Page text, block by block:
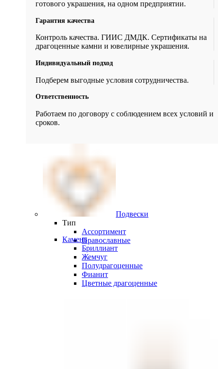
готового украшения, на одном предприятии.
Гарантия качества
Контроль качества. ГИИС ДМДК. Сертификаты на
драгоценные камни и ювелирные украшения.
Индивидуальный подход
Подберем выгодные условия сотрудничества.
Ответственность
Работаем по договору с соблюдением всех условий и
сроков.
Подвески
Тип
Ассортимент
Православные
Камень
Бриллиант
Жемчуг
Полудрагоценные
Фианит
Цветные драгоценные